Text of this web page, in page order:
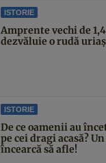
ISTORIE
Amprente vechi de
dezvăluie o rudă
ISTORIE
De ce oamenii au
pe cei dragi acasă?
încearcă să afle!